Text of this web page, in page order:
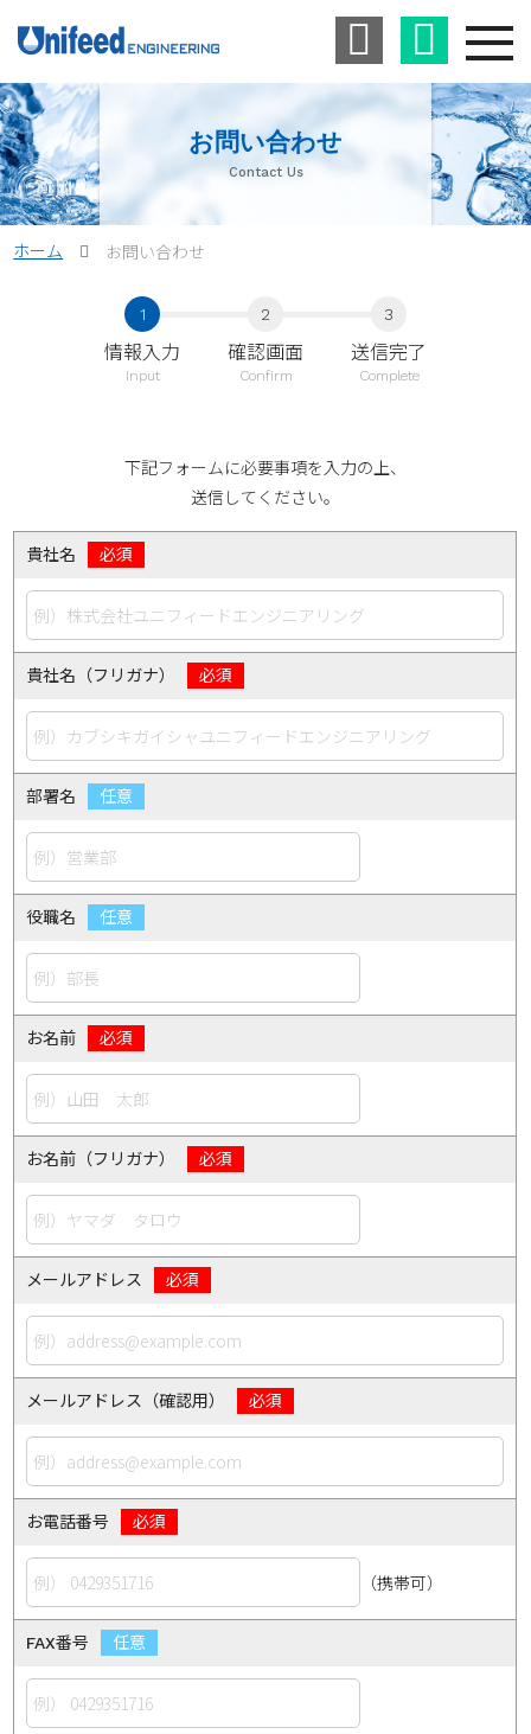
お問い合わせ
Contact Us
ホーム お問い合わせ
情報入力
Input
確認画面
Confirm
送信完了
Complete
下記フォームに必要事項を入力の上、
送信してください。
貴社名
貴社名（フリガナ）
部署名
役職名
お名前
お名前（フリガナ）
メールアドレス
メールアドレス（確認用）
お電話番号
（携帯可）
FAX番号